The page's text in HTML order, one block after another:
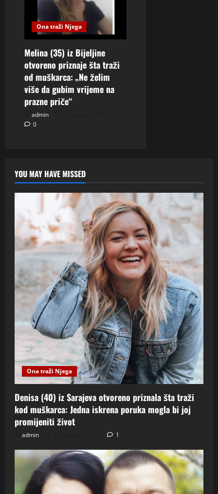
Ona traži Njega
Melina (35) iz Bijeljine
otvoreno priznaje šta traži
od muškarca: „Ne želim
više da gubim vrijeme na
prazne priče“
admin
0
YOU MAY HAVE MISSED
Ona traži Njega
Denisa (40) iz Sarajeva otvoreno priznala šta traži
kod muškarca: Jedna iskrena poruka mogla bi joj
promijeniti život
admin 1